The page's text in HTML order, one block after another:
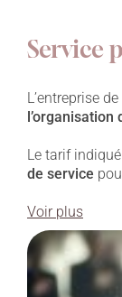
Service
L’entreprise
l’organisation
Le tarif
de service
Voir plus